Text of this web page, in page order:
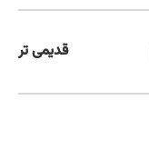
قدیمی تر